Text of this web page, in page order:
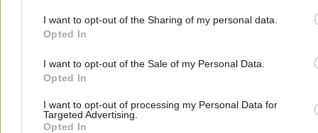
I want to opt-out of the Sharing of my personal data.
Opted In
I want to opt-out of the Sale of my Personal Data.
Opted In
I want to opt-out of processing my Personal Data for
Targeted Advertising.
Opted In